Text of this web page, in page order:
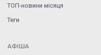
ТОП-новини місяця
Теги
АФІША